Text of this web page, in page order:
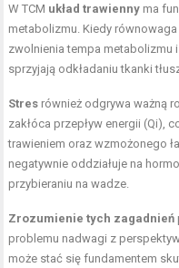
W TCM układ trawienny ma
metabolizmu. Kiedy
zwolnienia tempa metabolizmu
sprzyjają odkładaniu tkanki
Stres również odgrywa ważną
zakłóca przepływ energii (Qi),
trawieniem oraz wzmożonego
negatywnie oddziałuje na
przybieraniu na wadze.
Zrozumienie tych zagadnień
problemu nadwagi z
może stać się fundamentem